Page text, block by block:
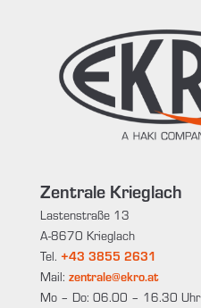
Zentrale Krieglach
Lastenstraße 13
A-8670 Krieglach
Tel. +43 3855 2631
Mail: zentrale@ekro.at
Mo – Do: 06.00 – 16.30 Uhr